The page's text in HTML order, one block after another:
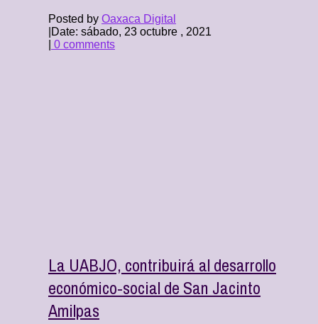
Posted by Oaxaca Digital
Date: sábado, 23 octubre , 2021
0 comments
La UABJO, contribuirá al desarrollo
económico-social de San Jacinto
Amilpas